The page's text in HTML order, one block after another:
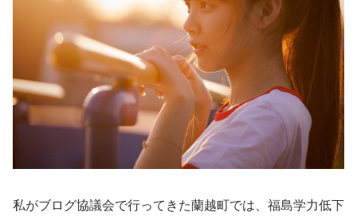
私がブログ協議会で行ってきた蘭越町では、福島学力低下